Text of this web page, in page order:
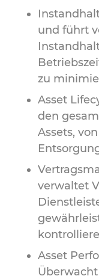
und führt
zu
Asset
den
Assets,
verwaltet
Asset